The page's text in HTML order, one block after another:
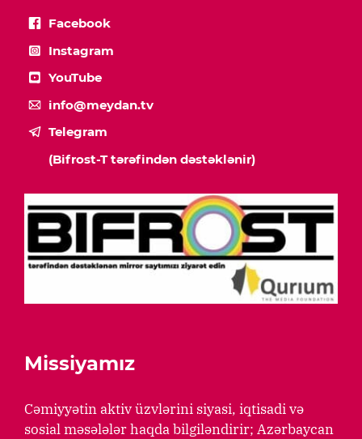
Facebook
Instagram
YouTube
info@meydan.tv
Telegram
(Bifrost-T tərəfindən dəstəklənir)
Missiyamız
Cəmiyyətin aktiv üzvlərini siyasi, iqtisadi və
sosial məsələlər haqda bilgiləndirir; Azərbaycan